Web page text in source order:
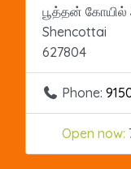
பூத்தன்
Shencottai
627804
Phone:
Open now: